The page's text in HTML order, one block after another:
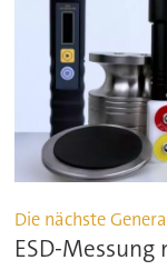
Die nächste
ESD-